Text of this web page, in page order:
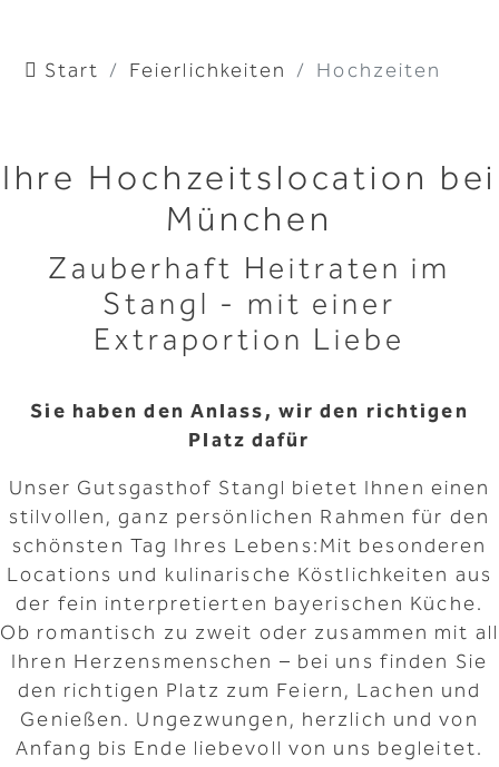
Start Feierlichkeiten Hochzeiten
Ihre Hochzeitslocation bei
München
Zauberhaft Heitraten im
Stangl - mit einer
Extraportion Liebe
Sie haben den Anlass, wir den richtigen
Platz dafür
Unser Gutsgasthof Stangl bietet Ihnen einen
stilvollen, ganz persönlichen Rahmen für den
schönsten Tag Ihres Lebens:Mit besonderen
Locations und kulinarische Köstlichkeiten aus
der fein interpretierten bayerischen Küche.
Ob romantisch zu zweit oder zusammen mit all
Ihren Herzensmenschen – bei uns finden Sie
den richtigen Platz zum Feiern, Lachen und
Genießen. Ungezwungen, herzlich und von
Anfang bis Ende liebevoll von uns begleitet.